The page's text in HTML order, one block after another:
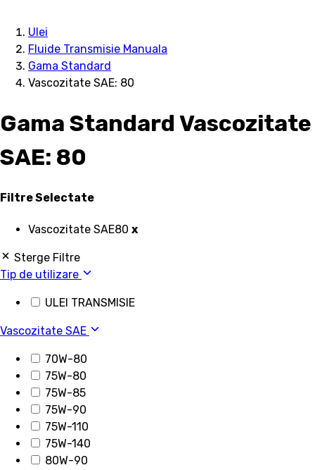
Ulei
Fluide Transmisie Manuala
Gama Standard
Vascozitate SAE: 80
Gama Standard Vascozitate
SAE: 80
Filtre Selectate
Vascozitate SAE80 x
Sterge Filtre
Tip de utilizare
ULEI TRANSMISIE
Vascozitate SAE
70W-80
75W-80
75W-85
75W-90
75W-110
75W-140
80W-90